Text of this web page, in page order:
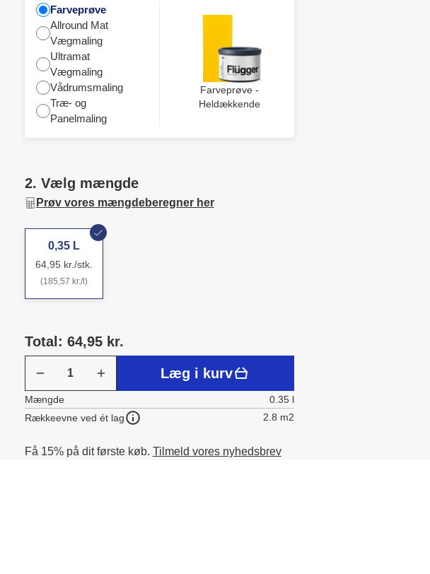
Farveprøve
Allround Mat
Vægmaling
Ultramat
Vægmaling
Vådrumsmaling
Træ- og
Panelmaling
Farveprøve -
Heldækkende
2. Vælg mængde
Prøv vores mængdeberegner her
0,35 L
64,95 kr./stk.
(185,57 kr./l)
Total: 64,95 kr.
Læg i kurv
Mængde
0.35 l
Rækkeevne ved ét lag
2.8 m2
Få 15% på dit første køb. Tilmeld vores nyhedsbrev